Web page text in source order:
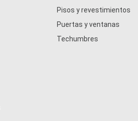
Pisos y revestimientos
Puertas y ventanas
Techumbres